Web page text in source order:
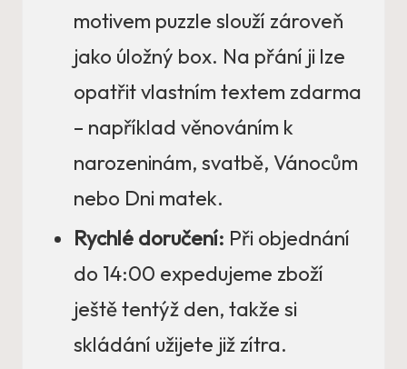
motivem puzzle slouží zároveň
jako úložný box. Na přání ji lze
opatřit vlastním textem zdarma
– například věnováním k
narozeninám, svatbě, Vánocům
nebo Dni matek.
Rychlé doručení: Při objednání
do 14:00 expedujeme zboží
ještě tentýž den, takže si
skládání užijete již zítra.